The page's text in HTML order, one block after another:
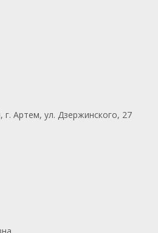
г. Артем, ул. Дзержинского, 27